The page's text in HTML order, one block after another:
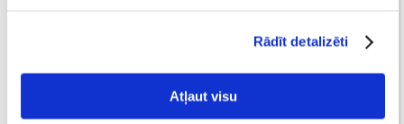
Rādīt detalizēti
Atļaut visu